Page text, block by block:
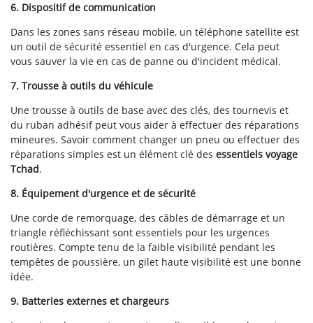
6. Dispositif de communication
Dans les zones sans réseau mobile, un téléphone satellite est
un outil de sécurité essentiel en cas d'urgence. Cela peut
vous sauver la vie en cas de panne ou d'incident médical.
7. Trousse à outils du véhicule
Une trousse à outils de base avec des clés, des tournevis et
du ruban adhésif peut vous aider à effectuer des réparations
mineures. Savoir comment changer un pneu ou effectuer des
réparations simples est un élément clé des essentiels voyage
Tchad.
8. Équipement d'urgence et de sécurité
Une corde de remorquage, des câbles de démarrage et un
triangle réfléchissant sont essentiels pour les urgences
routières. Compte tenu de la faible visibilité pendant les
tempêtes de poussière, un gilet haute visibilité est une bonne
idée.
9. Batteries externes et chargeurs